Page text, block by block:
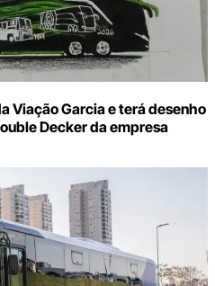
Viação Garcia e terá desenho
Decker da empresa